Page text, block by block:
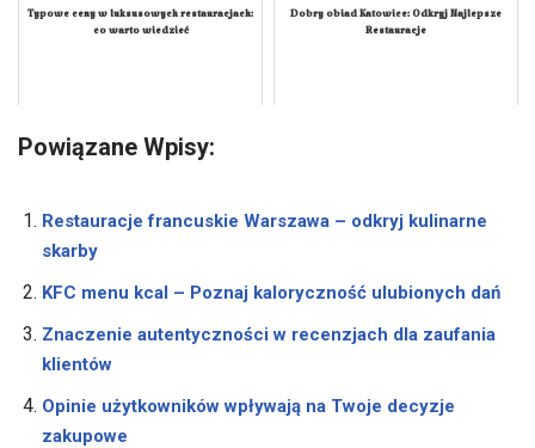
Typowe ceny w luksusowych restauracjach:
co warto wiedzieć
Dobry obiad Katowice: Odkryj Najlepsze
Restauracje
Powiązane Wpisy:
Restauracje francuskie Warszawa – odkryj kulinarne
skarby
KFC menu kcal – Poznaj kaloryczność ulubionych dań
Znaczenie autentyczności w recenzjach dla zaufania
klientów
Opinie użytkowników wpływają na Twoje decyzje
zakupowe